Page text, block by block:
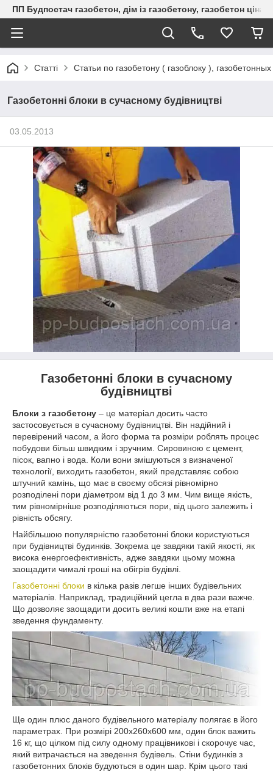
ПП Будпостач газобетон, дім із газобетону, газобетон
Статті Статьи по газобетону ( газоблоку ),
Газобетонні блоки в сучасному будівництві
03.05.2013
Газобетонні блоки в сучасному
будівництві
Блоки з газобетону – це матеріал досить часто
застосовується в сучасному будівництві. Він надійний і
перевірений часом, а його форма та розміри роблять процес
побудови більш швидким і зручним. Сировиною є цемент,
пісок, вапно і вода. Коли вони змішуються з визначеної
технології, виходить газобетон, який представляє собою
штучний камінь, що має в своєму обсязі рівномірно
розподілені пори діаметром від 1 до 3 мм. Чим вище якість,
тим рівномірніше розподіляються пори, від цього залежить і
рівність обсягу.
Найбільшою популярністю газобетонні блоки користуються
при будівництві будинків. Зокрема це завдяки такій якості, як
висока енергоефективність, адже завдяки цьому можна
заощадити чималі гроші на обігрів будівлі.
Газобетонні блоки в кілька разів легше інших будівельних
матеріалів. Наприклад, традиційний цегла в два рази важче.
Що дозволяє заощадити досить великі кошти вже на етапі
зведення фундаменту.
Ще один плюс даного будівельного матеріалу полягає в його
параметрах. При розмірі 200х260х600 мм, один блок важить
16 кг, що цілком під силу одному працівникові і скорочує час,
який витрачається на зведення будівель. Стіни будинків з
газобетонних блоків будуються в один шар. Крім цього такі